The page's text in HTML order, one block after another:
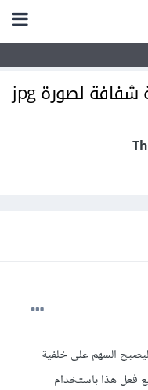
كيف أجعل الخلفية شفافة لصورة jpg
السهم على خلفية
فعل هذا باستخدام